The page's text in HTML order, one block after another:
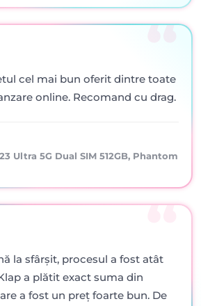
cel mai bun oferit dintre toate
online. Recomand cu drag.
Ultra 5G Dual SIM 512GB, Phantom
la sfârșit, procesul a fost atât
a plătit exact suma din
a fost un preț foarte bun. De